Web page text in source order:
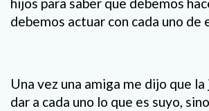
debemos actuar con cada uno de
Una vez una amiga me dijo que
dar a cada uno lo que es suyo,